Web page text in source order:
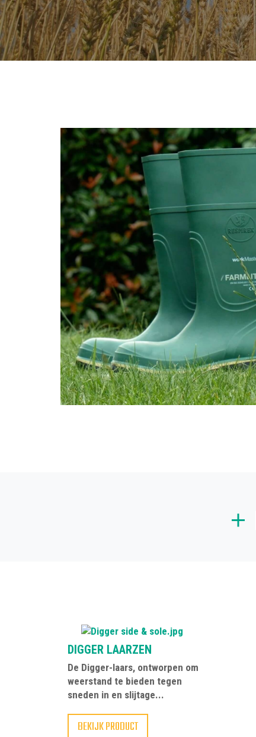
DIGGER LAARZEN
De Digger-laars, ontworpen om
weerstand te bieden tegen
sneden in en slijtage...
BEKIJK PRODUCT